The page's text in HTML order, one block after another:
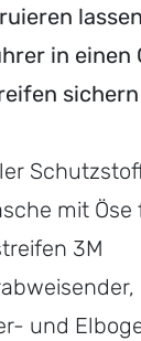
in einen
mit
3M
und